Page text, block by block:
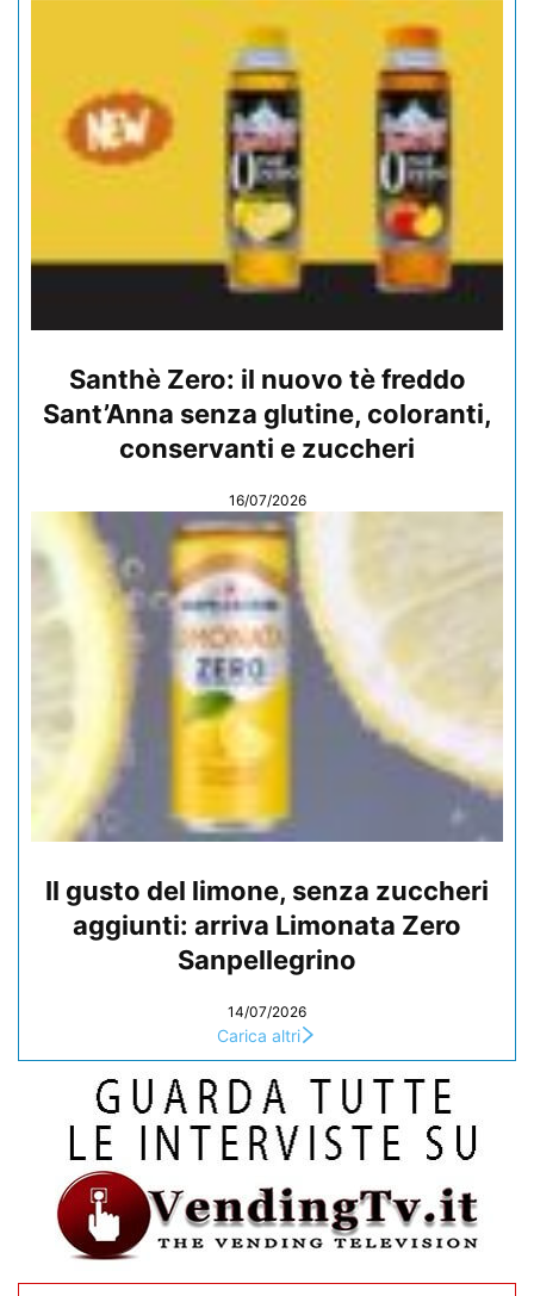
Santhè Zero: il nuovo tè freddo
Sant’Anna senza glutine, coloranti,
conservanti e zuccheri
16/07/2026
Il gusto del limone, senza zuccheri
aggiunti: arriva Limonata Zero
Sanpellegrino
14/07/2026
Carica altri